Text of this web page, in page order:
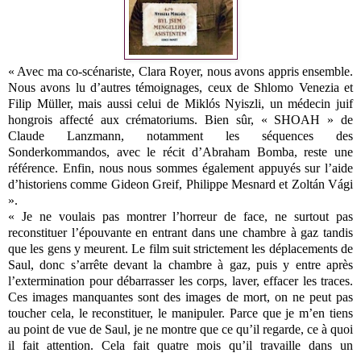
« Avec ma co-scénariste, Clara Royer, nous avons appris ensemble.
Nous avons lu d’autres témoignages, ceux de Shlomo Venezia et
Filip Müller, mais aussi celui de Miklós Nyiszli, un médecin juif
hongrois affecté aux crématoriums. Bien sûr, « SHOAH » de
Claude Lanzmann, notamment les séquences des
Sonderkommandos, avec le récit d’Abraham Bomba, reste une
référence. Enfin, nous nous sommes également appuyés sur l’aide
d’historiens comme Gideon Greif, Philippe Mesnard et Zoltán Vági
».
« Je ne voulais pas montrer l’horreur de face, ne surtout pas
reconstituer l’épouvante en entrant dans une chambre à gaz tandis
que les gens y meurent. Le film suit strictement les déplacements de
Saul, donc s’arrête devant la chambre à gaz, puis y entre après
l’extermination pour débarrasser les corps, laver, effacer les traces.
Ces images manquantes sont des images de mort, on ne peut pas
toucher cela, le reconstituer, le manipuler. Parce que je m’en tiens
au point de vue de Saul, je ne montre que ce qu’il regarde, ce à quoi
il fait attention. Cela fait quatre mois qu’il travaille dans un